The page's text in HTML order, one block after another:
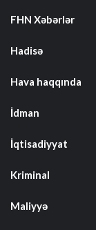
FHN Xəbərlər
Hadisə
Hava haqqında
İdman
İqtisadiyyat
Kriminal
Maliyyə